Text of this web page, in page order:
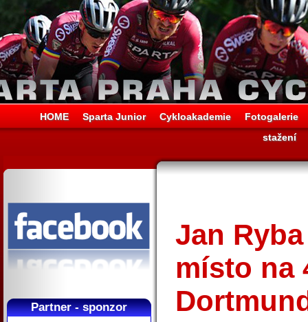
HOME Sparta Junior Cykloakademie
Fotogalerie
stažení
Partner - sponzor
Jan
místo na